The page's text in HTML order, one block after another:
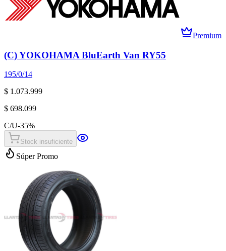
Premium
(C) YOKOHAMA BluEarth Van RY55
195/0/14
$ 1.073.999
$ 698.099
C/U-35%
Stock insuficiente
Súper Promo